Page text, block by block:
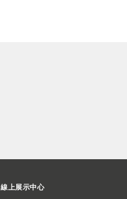
線上展示中心